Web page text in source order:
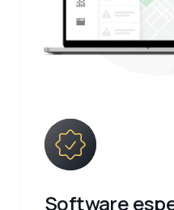
Software